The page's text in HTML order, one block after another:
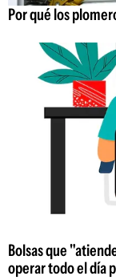
Por qué los
Bolsas que
operar todo el día